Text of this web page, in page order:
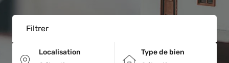
Filtrer
Localisation Type de bien